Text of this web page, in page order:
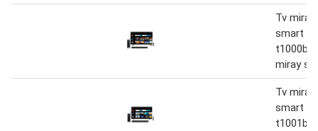
Tv miray
smart
t1000bt
miray
Tv miray
smart
t1001bt